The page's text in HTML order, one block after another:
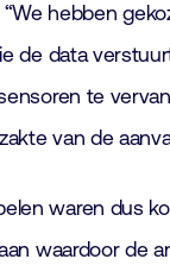
hebben
data
te
van de
waren dus
waardoor de